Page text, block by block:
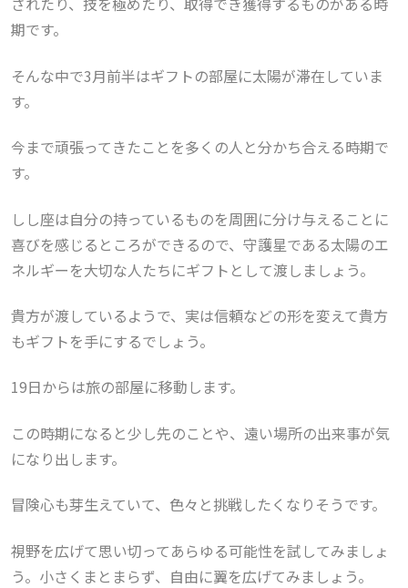
期です。
そんな中で3月前半はギフトの部屋に太陽が滞在していま
す。
今まで頑張ってきたことを多くの人と分かち合える時期で
す。
しし座は自分の持っているものを周囲に分け与えることに
喜びを感じるところができるので、守護星である太陽のエ
ネルギーを大切な人たちにギフトとして渡しましょう。
貴方が渡しているようで、実は信頼などの形を変えて貴方
もギフトを手にするでしょう。
19日からは旅の部屋に移動します。
この時期になると少し先のことや、遠い場所の出来事が気
になり出します。
冒険心も芽生えていて、色々と挑戦したくなりそうです。
視野を広げて思い切ってあらゆる可能性を試してみましょ
う。小さくまとまらず、自由に翼を広げてみましょう。